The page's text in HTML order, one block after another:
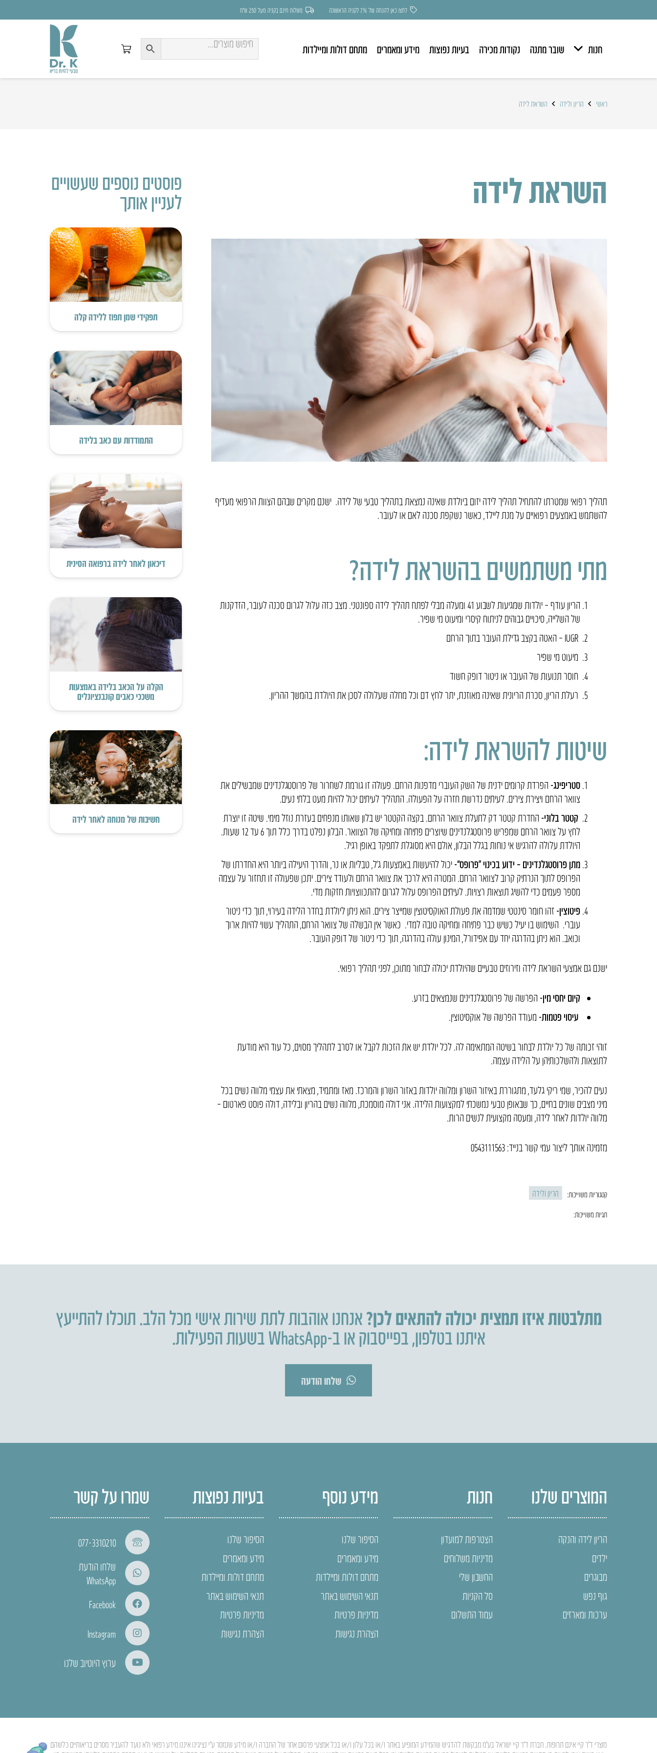
לחצו כאן להנחה של 7% לקניה הראשונה משלוח חינם בקניה מעל 250 ש״ח
חנות שובר מתנה נקודות מכירה בעיות נפוצות מידע ומאמרים מתחם דולות ומיילדות
ראשי הריון ולידה השראת לידה
השראת לידה
תהליך רפואי שמטרתו להתחיל תהליך לידה יזום ביולדת שאינה נמצאת בתהליך טבעי של לידה. ישנם מקרים שבהם הצוות הרפואי מעדיף
להשתמש באמצעים רפואיים על מנת ליילד, כאשר נשקפת סכנה לאם או לעובר.
מתי משתמשים בהשראת לידה?
הריון עודף – יולדות שמגיעות לשבוע 41 ומעלה מבלי לפתח תהליך לידה ספונטני. מצב כזה עלול לגרום סכנה לעובר, הזדקנות
של השלייה, סיכויים גבוהים לניתוח קיסרי ומיעוט מי שפיר.
מיעוט מי שפיר
חוסר תנועות של העובר או ניטור דופק חשוד
רעלת הריון, סכרת הריונית שאינה מאוזנת, יתר לחץ דם וכל מחלה שעלולה לסכן את היולדת בהמשך ההריון.
שיטות להשראת לידה:
סטריפינג- הפרדת קרומים ידנית של השק העוברי מדפנות הרחם. פעולה זו גורמת לשחרור של פרוסטגלנדינים שמבשילים את
צוואר הרחם ויצירת צירים. לעיתים נדרשת חזרה על הפעולה. התהליך לעיתים יכול להיות מעט בלתי נעים.
קטטר בלוני- החדרת קטטר דק לתעלת צוואר הרחם. בקצה הקטטר יש בלון שאותו מנפחים בעזרת נוזל מימי. שיטה זו יוצרת
לחץ על צוואר הרחם שמפריש פרוסטגלנדינים שיוצרים פתיחה ומחיקה של הצוואר. הבלון נפלט בדרך כלל תוך 6 עד 12 שעות.
היולדת עלולה להרגיש אי נוחות בגלל הבלון, אולם היא מסוגלת לתפקד באופן רגיל.
מתן פרוסטגלנדינים – ידוע בכינוי “פרופס”-יכול להיעשות באמצעות ג’ל, טבליות או נר, והדרך היעילה ביותר היא החדרתו של
הפרופס לתוך הנרתיק קרוב לצוואר הרחם. המטרה היא לרכך את צוואר הרחם ולעודד צירים. יתכן שפעולה זו תחזור על עצמה
מספר פעמים כדי להשיג תוצאות רצויות. לעיתים הפרופס עלול לגרום להתכווצויות חזקות מדי.
פיטוצין-זהו חומר סינטטי שמדמה את פעולת האוקסיטוצין שמייצר צירים. הוא ניתן ליולדת בחדר הלידה בעירוי, תוך כדי ניטור
עוברי. השימוש בו יעיל כשיש כבר פתיחה ומחיקה טובה למדי. כאשר אין הבשלה של צוואר הרחם, התהליך עשוי להיות ארוך
וכואב. הוא ניתן בהדרגה יחד עם אפידורל, המינון עולה בהדרגה, תוך כדי ניטור של דופק העובר.
ישנם גם אמצעי השראת לידה וזירוזים טבעיים שהיולדת יכולה לבחור מתוכן, לפני תהליך רפואי.
קיום יחסי מין- הפרשה של פרוסטגלנדינים שנמצאים בזרע.
עיסוי פטמות- מעודד הפרשה של אוקסיטוצין.
זוהי זכותה של כל יולדת לבחור בשיטה המתאימה לה. לכל יולדת יש את הזכות לקבל או לסרב לתהליך מסוים, כל עוד היא מודעת
לתוצאות ולהשלכותיהן על הלידה עצמה.
נעים להכיר, שמי ריקי גלעד, מתגוררת באיזור השרון ומלווה יולדות באזור השרון והמרכז. מאז ומתמיד, מצאתי את עצמי מלווה נשים בכל
מיני מצבים שונים בחיים, כך שבאופן טבעי נמשכתי למקצועות הלידה. אני דולה מוסמכת, מלווה נשים בהריון ובלידה, דולה פוסט פארטום –
מלווה יולדות לאחר לידה, ומעסה מקצועית לנשים הרות.
מזמינה אותך ליצור עמי קשר בנייד: 0543111563
קטגוריות משוייכות: הריון ולידה
תגיות משוייכות:
פוסטים נוספים שעשויים
לעניין אותך
תפקידי שמן תפוז ללידה קלה
התמודדות עם כאב בלידה
דיכאון לאחר לידה ברפואה הסינית
הקלה על הכאב בלידה באמצעות
משככי כאבים קונבנציונלים
חשיבות של מנוחה לאחר לידה
מתלבטות איזו תמצית יכולה להתאים לכן?אנחנו אוהבות לתת שירות אישי מכל הלב. תוכלו להתייעץ
איתנו בטלפון,בפייסבוק או ב-WhatsApp בשעות הפעילות.
שלחו הודעה
המוצרים שלנו
הריון לידה והנקה
ילדים
מבוגרים
גוף נפש
ערכות ומארזים
חנות
הצטרפות למועדון
מדיניות משלוחים
החשבון שלי
סל הקניות
עמוד התשלום
מידע נוסף
הסיפור שלנו
מידע ומאמרים
מתחם דולות ומיילדות
תנאי השימוש באתר
מדיניות פרטיות
הצהרת נגישות
בעיות נפוצות
הסיפור שלנו
מידע ומאמרים
מתחם דולות ומיילדות
תנאי השימוש באתר
מדיניות פרטיות
הצהרת נגישות
שמרו על קשר
077-3310210
שלחו הודעת
WhatsApp
Facebook
Instagram
ערוץ היוטיוב שלנו
מוצרי ד”ר קיי אינם תרופות. חברת ד”ר קיי ישראל בע”מ מבקשת להדגיש שהמידע המופיע באתר ו/או בכל עלון ו/או בכל אמצעי פרסום אחר של החברה ו/או מידע שנמסר ע”י נציגינו איננו מידע רפואי ולא נועד להעביר מסרים בריאותיים כלשהם